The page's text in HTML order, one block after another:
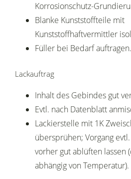
Korrosionschutz-
Blanke Kunststoffteile mit
Kunststoffhaftvermittler
Füller bei Bedarf auftragen.
Lackauftrag
Inhalt des Gebindes gut
Evtl. nach Datenblatt
Lackierstelle mit 1K
übersprühen; Vorgang
vorher gut ablüften lassen
abhängig von Temperatur).